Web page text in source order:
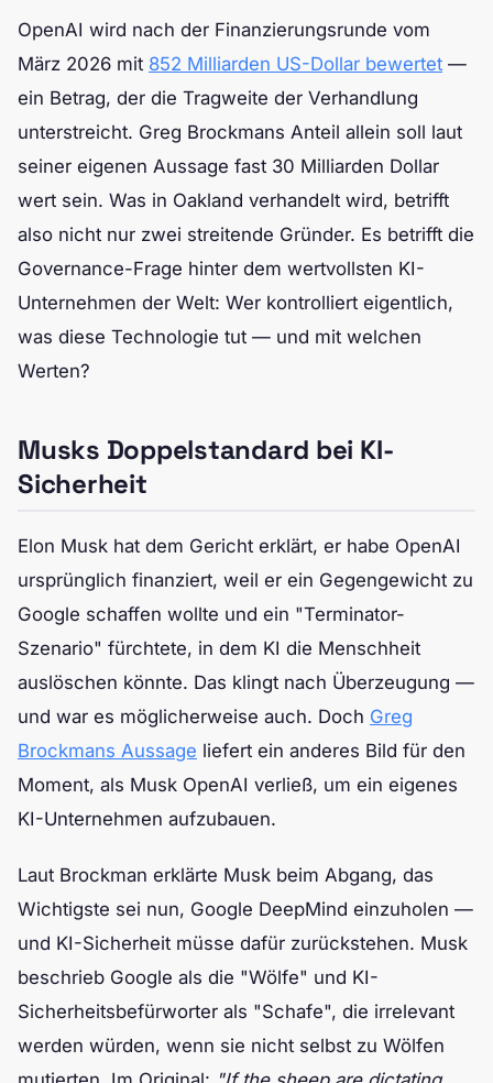
OpenAI wird nach der Finanzierungsrunde vom
März 2026 mit 852 Milliarden US-Dollar bewertet —
ein Betrag, der die Tragweite der Verhandlung
unterstreicht. Greg Brockmans Anteil allein soll laut
seiner eigenen Aussage fast 30 Milliarden Dollar
wert sein. Was in Oakland verhandelt wird, betrifft
also nicht nur zwei streitende Gründer. Es betrifft die
Governance-Frage hinter dem wertvollsten KI-
Unternehmen der Welt: Wer kontrolliert eigentlich,
was diese Technologie tut — und mit welchen
Werten?
Musks Doppelstandard bei KI-
Sicherheit
Elon Musk hat dem Gericht erklärt, er habe OpenAI
ursprünglich finanziert, weil er ein Gegengewicht zu
Google schaffen wollte und ein "Terminator-
Szenario" fürchtete, in dem KI die Menschheit
auslöschen könnte. Das klingt nach Überzeugung —
und war es möglicherweise auch. Doch Greg
Brockmans Aussage liefert ein anderes Bild für den
Moment, als Musk OpenAI verließ, um ein eigenes
KI-Unternehmen aufzubauen.
Laut Brockman erklärte Musk beim Abgang, das
Wichtigste sei nun, Google DeepMind einzuholen —
und KI-Sicherheit müsse dafür zurückstehen. Musk
beschrieb Google als die "Wölfe" und KI-
Sicherheitsbefürworter als "Schafe", die irrelevant
werden würden, wenn sie nicht selbst zu Wölfen